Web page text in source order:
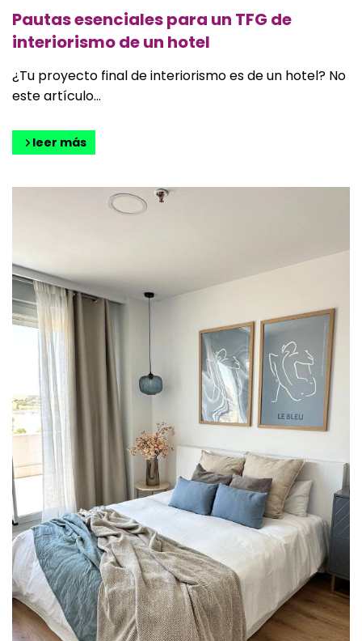
Pautas esenciales para un TFG de
interiorismo de un hotel
¿Tu proyecto final de interiorismo es de un hotel? No
este artículo...
leer más